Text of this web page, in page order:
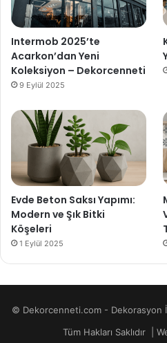
Intermob 2025’te
Acarkon’dan Yeni
Koleksiyon – Dekorcenneti
9 Eylül 2025
Evde Beton Saksı Yapımı:
Modern ve Şık Bitki
Köşeleri
1 Eylül 2025
© Dekorcenneti.com - Dekorasyon
Tüm Hakları Saklıdır |